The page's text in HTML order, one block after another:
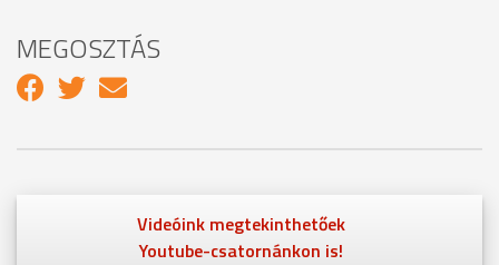
MEGOSZTÁS
Videóink megtekinthetőek
Youtube-csatornánkon is!